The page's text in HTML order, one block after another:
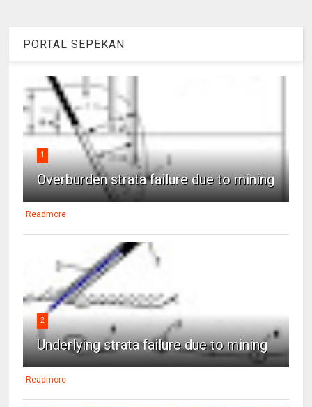
PORTAL SEPEKAN
1
Overburden strata failure due to mining
Readmore
2
Underlying strata failure due to mining
Readmore